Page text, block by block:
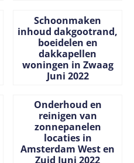
Schoonmaken
inhoud dakgootrand,
boeidelen en
dakkapellen
woningen in Zwaag
Juni 2022
Onderhoud en
reinigen van
zonnepanelen
locaties in
Amsterdam West en
Zuid Juni 2022